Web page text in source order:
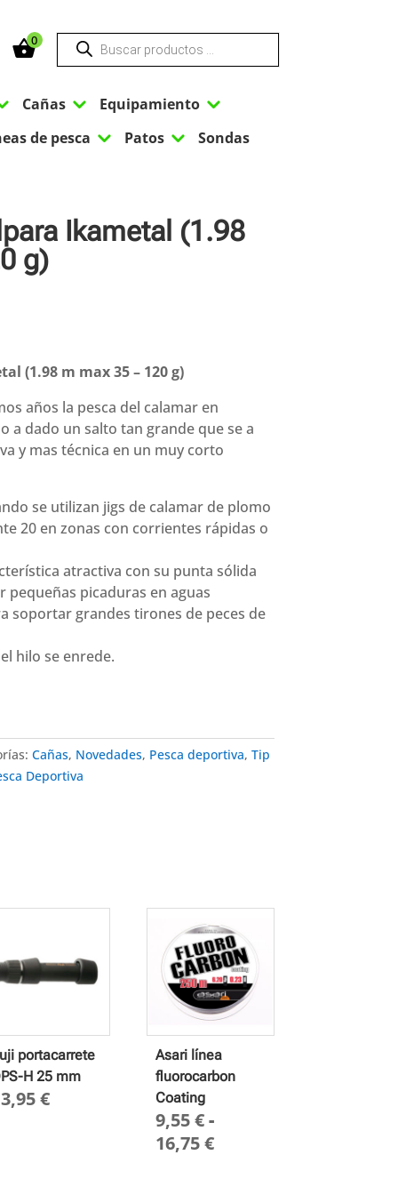
0 Búsqueda
productos
Cañas 3 Equipamiento 3
de pesca 3 Patos 3 Sondas
Ikametal (1.98
g)
(1.98 m max 35 – 120 g)
años la pesca del calamar en
a dado un salto tan grande que se a
y mas técnica en un muy corto
se utilizan jigs de calamar de plomo
20 en zonas con corrientes rápidas o
atractiva con su punta sólida
pequeñas picaduras en aguas
soportar grandes tirones de peces de
hilo se enrede.
Cañas, Novedades, Pesca deportiva, Tip
Deportiva
portacarrete
H 25 mm
€
Asari línea
fluorocarbon
Coating
9,55€-
16,75€Rango